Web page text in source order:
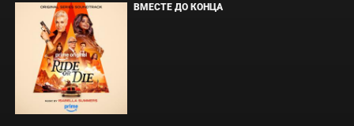
ВМЕСТЕ ДО КОНЦА